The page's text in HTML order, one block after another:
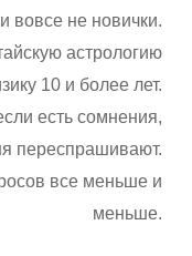
вовсе не новички.
астрологию
10 и более лет.
есть сомнения,
переспрашивают.
все меньше и
меньше.